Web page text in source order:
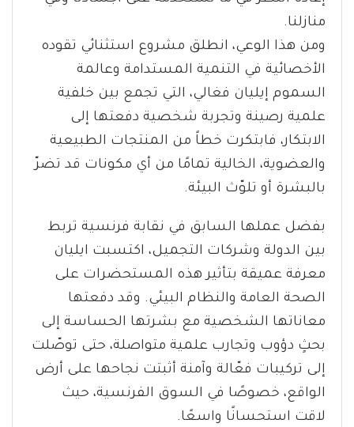
منازلنا.
ومن هذا الوعي، انطلق مشروع استثنائي تقوده
الأخصائية في التنمية المستدامة وعالمة
السموم إيليان فغالي، التي تجمع بين خلفية
علمية رصينة وتجربة شخصية دفعتها إلى
الابتكار، فابتكرت خطاً من المنتجات الطبيعية
والعضوية، الخالية تمامًا من أي مكونات قد تضرّ
بالبشرة أو تلوّث البيئة.
بفضل عملها السابق في نقابة فرنسية تربط
بين الدولة وشركات التجميل، اكتسبت ايليان
معرفة عميقة بتأثير هذه المستحضرات على
الصحة العامة والنظام البيئي. وقد دفعتها
معاناتها الشخصية مع بشرتها الحساسة إلى
بحثٍ دؤوب وتجارب علمية متواصلة، حتى توصّلت
إلى تركيبات فعّالة وآمنة أثبتت نجاحها على أرض
الواقع، خصوصًا في السوق الفرنسية، حيث
لاقت استحسانًا واسعًا.